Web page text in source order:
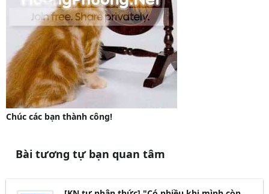
Chúc các bạn thành công!
Bài tương tự bạn quan tâm